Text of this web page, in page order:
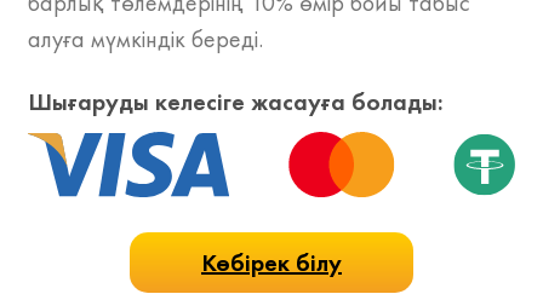
алуға мүмкіндік береді.
Шығаруды келесіге жасауға болады:
Көбірек білу